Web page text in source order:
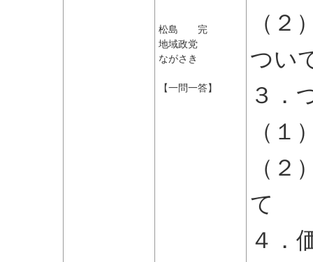
松島 完
地域政党
ながさき
【一問一答】
（
つい
３．
（
（
て
４．